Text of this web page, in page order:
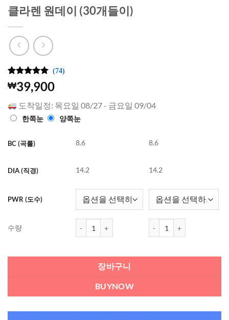
클라렌 원데이 (30개들이)
5개의 고객
평가를 기
만점에
74
점
으로 평가
됨
(74)
₩39,900
도착일정: 목요일 08/27 - 금요일 09/04
한쪽눈 양쪽눈
BC (곡률) 8.6
DIA (직경) 14.2
PWR (도수)
수량
8.6
14.2
장바구니
BUYNOW